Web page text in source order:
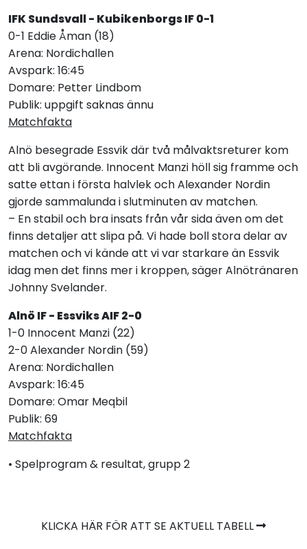
IFK Sundsvall - Kubikenborgs IF 0-1
0-1 Eddie Åman (18)
Arena: Nordichallen
Avspark: 16:45
Domare: Petter Lindbom
Publik: uppgift saknas ännu
Matchfakta
Alnö besegrade Essvik där två målvaktsreturer kom
att bli avgörande. Innocent Manzi höll sig framme och
satte ettan i första halvlek och Alexander Nordin
gjorde sammalunda i slutminuten av matchen.
– En stabil och bra insats från vår sida även om det
finns detaljer att slipa på. Vi hade boll stora delar av
matchen och vi kände att vi var starkare än Essvik
idag men det finns mer i kroppen, säger Alnötränaren
Johnny Svelander.
Alnö IF - Essviks AIF 2-0
1-0 Innocent Manzi (22)
2-0 Alexander Nordin (59)
Arena: Nordichallen
Avspark: 16:45
Domare: Omar Meqbil
Publik: 69
Matchfakta
• Spelprogram & resultat, grupp 2
KLICKA HÄR FÖR ATT SE AKTUELL TABELL